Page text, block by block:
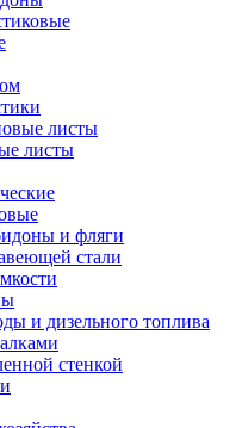
листы
листы
и фляги
стали
и дизельного топлива
стенкой